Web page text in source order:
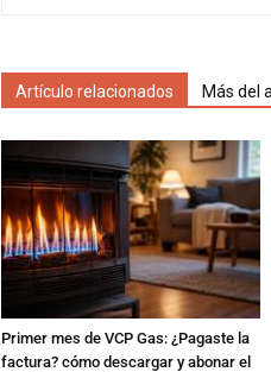
Artículo relacionados Más del
Primer mes de VCP Gas: ¿Pagaste la
factura? cómo descargar y abonar el